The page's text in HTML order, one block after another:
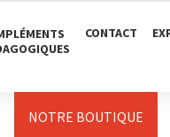
CONTACT
NOTRE BOUTIQUE